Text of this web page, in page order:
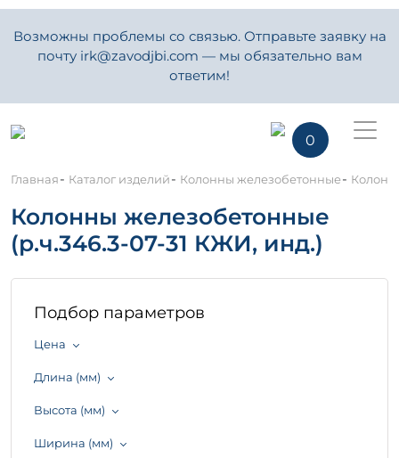
Возможны проблемы со связью. Отправьте заявку на
почту irk@zavodjbi.com — мы обязательно вам
ответим!
0
Главная- Каталог изделий- Колонны железобетонные-
Колонны железобетонные
(р.ч.346.3-07-31 КЖИ, инд.)
Подбор параметров
Цена
Длина (мм)
Высота (мм)
Ширина (мм)